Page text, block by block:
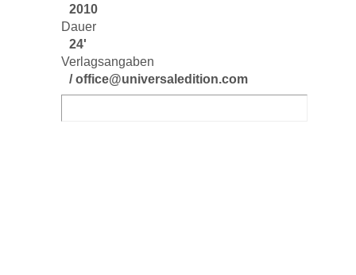
2010
Dauer
24'
Verlagsangaben
/ office@universaledition.com